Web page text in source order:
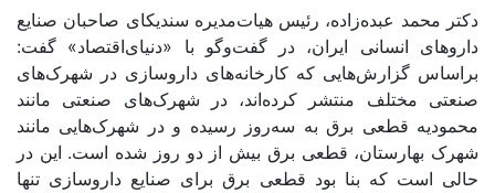
دکتر محمد عبده‌‌‌زاده، رئیس هیات‌مدیره سندیکای صاحبان صنایع
داروهای انسانی ایران، در گفت‌‌‌وگو با «دنیای‌اقتصاد» گفت:
براساس گزارش‌‌‌هایی که کارخانه‌‌‌های داروسازی در شهرک‌‌‌های
صنعتی مختلف منتشر کرده‌‌‌اند، در شهرک‌‌‌های صنعتی مانند
محمودیه قطعی برق به سه‌روز رسیده و در شهرک‌‌‌هایی مانند
شهرک بهارستان، قطعی برق بیش از دو روز شده است. این در
حالی است که بنا بود قطعی برق برای صنایع داروسازی تنها